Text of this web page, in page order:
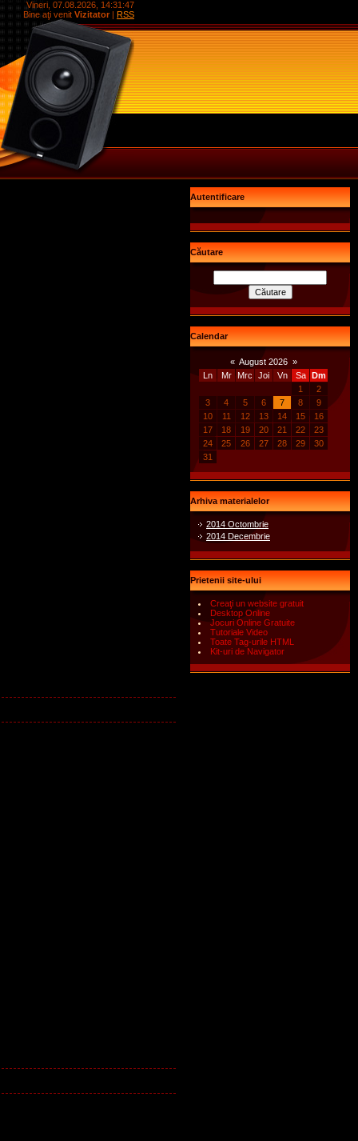
Vineri, 07.08.2026, 14:31:47
Bine aţi venit Vizitator | RSS
Autentificare
Căutare
Calendar
« August 2026 »
Ln
Mr Mrc Joi Vn Sa
Dm
1
2
3
4 5 6 7 8
9
10
11 12 13 14 15
16
17
18 19 20 21 22
23
24
25 26 27 28 29
30
31
Arhiva materialelor
2014 Octombrie
2014 Decembrie
Prietenii site-ului
Creaţi un website gratuit
Desktop Online
Jocuri Online Gratuite
Tutoriale Video
Toate Tag-urile HTML
Kit-uri de Navigator